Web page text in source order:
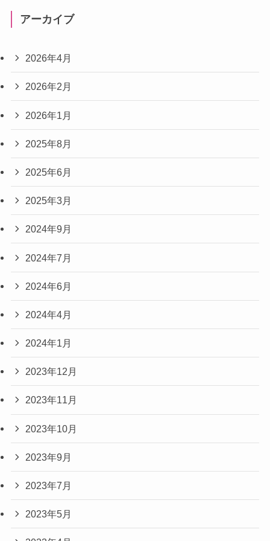
アーカイブ
2026年4月
2026年2月
2026年1月
2025年8月
2025年6月
2025年3月
2024年9月
2024年7月
2024年6月
2024年4月
2024年1月
2023年12月
2023年11月
2023年10月
2023年9月
2023年7月
2023年5月